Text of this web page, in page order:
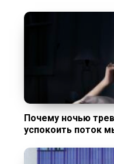
Почему ночью
успокоить поток